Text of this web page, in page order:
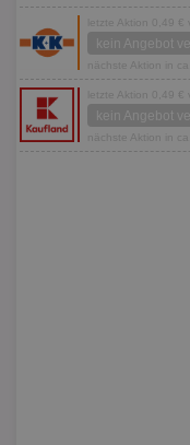
letzte Aktion 0,49 €
kein Angebot
nächste Aktion in
letzte Aktion 0,49 €
kein Angebot
nächste Aktion in